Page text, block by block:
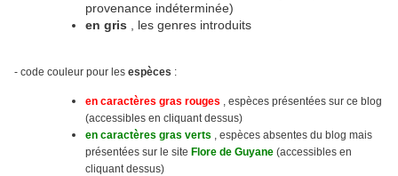
provenance indéterminée)
en gris
, les genres introduits
- code couleur pour les espèces :
en caractères gras rouges , espèces présentées sur ce blog
(accessibles en cliquant dessus)
en caractères gras verts , espèces absentes du blog mais
présentées sur le site Flore de Guyane (accessibles en
cliquant dessus)